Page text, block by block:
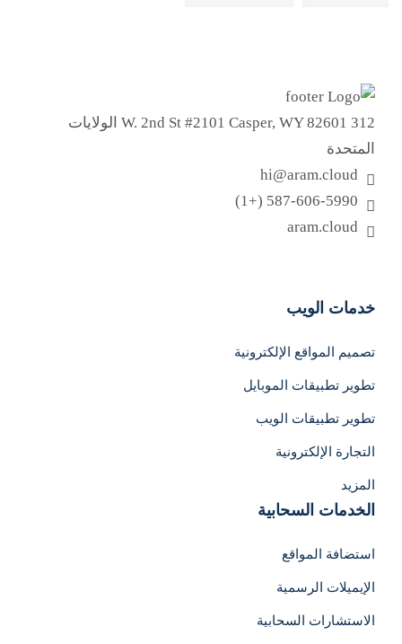
312 W. 2nd St #2101 Casper, WY 82601 الولايات
المتحدة
hi@aram.cloud
587-606-5990 (+1)
aram.cloud
خدمات الويب
تصميم المواقع الإلكترونية
تطوير تطبيقات الموبايل
تطوير تطبيقات الويب
التجارة الإلكترونية
المزيد
الخدمات السحابية
استضافة المواقع
الإيميلات الرسمية
الاستشارات السحابية